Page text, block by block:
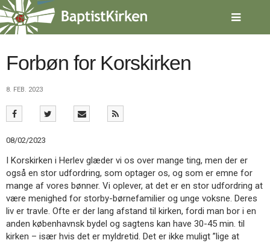
Spring
menu
over
gå
tilbage
forsiden
2.0:
Nyheder
3.0:
Kalender
4.0:
Inspiration
5.0:
Værktøjskassen
6.0:
Mission
7.0:
Om
BaptistKirken
8.0:
Kontakt
Forbøn for Korskirken
8. FEB. 2023
08/02/2023
I Korskirken i Herlev glæder vi os over mange ting, men der er
også en stor udfordring, som optager os, og som er emne for
mange af vores bønner. Vi oplever, at det er en stor udfordring at
være menighed for storby-børnefamilier og unge voksne. Deres
liv er travle. Ofte er der lang afstand til kirken, fordi man bor i en
anden københavnsk bydel og sagtens kan have 30-45 min. til
kirken – især hvis det er myldretid. Det er ikke muligt ”lige at